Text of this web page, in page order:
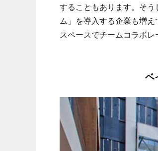
することもあります。そ
ム」を導入する企業も増
スペースでチームコラボレ
ベ